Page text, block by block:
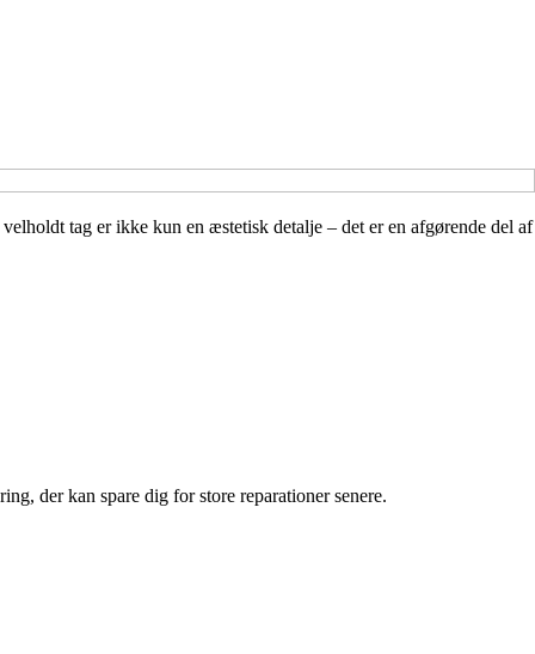
tag er ikke kun en æstetisk detalje – det er en afgørende del af
der kan spare dig for store reparationer senere.